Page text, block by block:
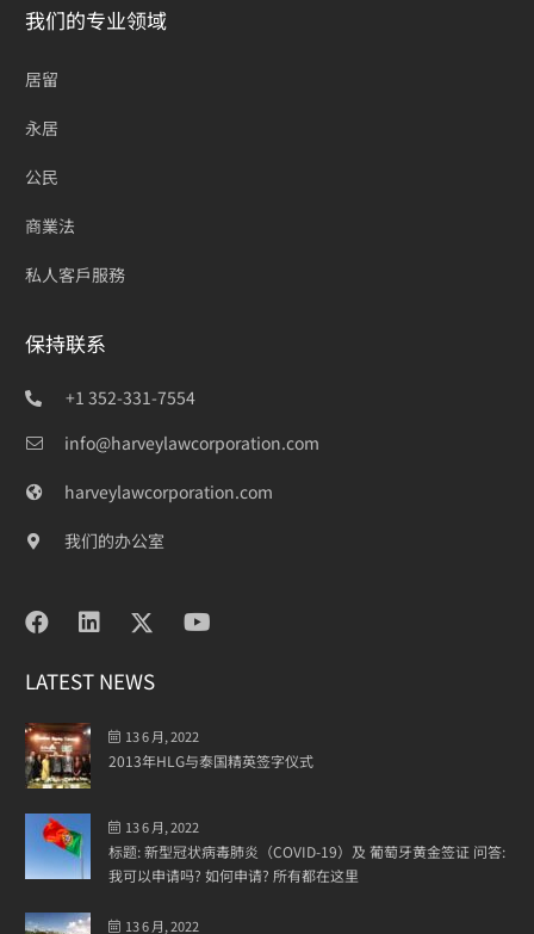
我们的专业领域
居留
永居
公民
商業法
私人客戶服務
保持联系
+1 352-331-7554
info@harveylawcorporation.com
harveylawcorporation.com
我们的办公室
LATEST NEWS
13 6 月, 2022
2013年HLG与泰国精英签字仪式
13 6 月, 2022
标题: 新型冠状病毒肺炎（COVID-19）及 葡萄牙黄金签证 问答:
我可以申请吗? 如何申请? 所有都在这里
13 6 月, 2022